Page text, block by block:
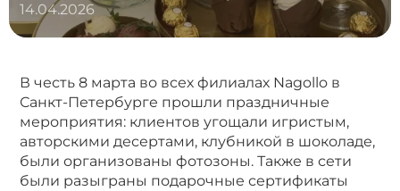
14.04.2026
В честь 8 марта во всех филиалах Nagollo в
Санкт-Петербурге прошли праздничные
мероприятия: клиентов угощали игристым,
авторскими десертами, клубникой в шоколаде,
были организованы фотозоны. Также в сети
были разыграны подарочные сертификаты